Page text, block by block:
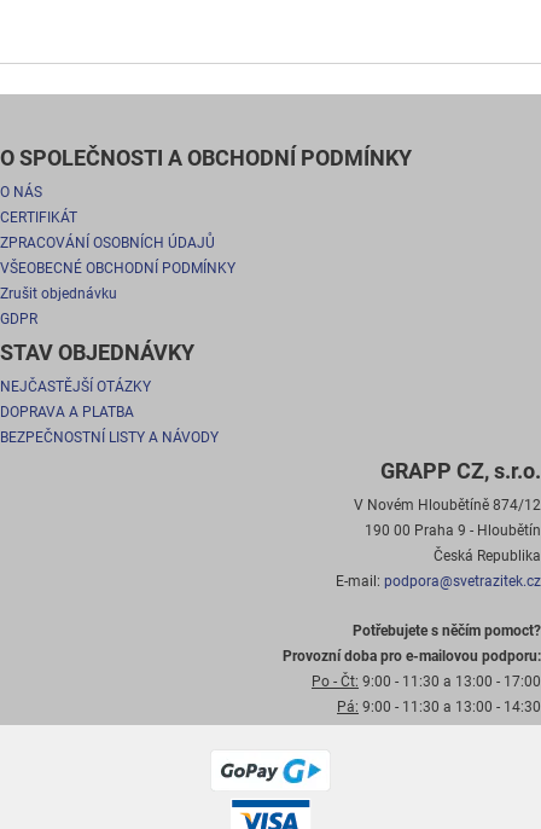
O SPOLEČNOSTI A OBCHODNÍ PODMÍNKY
O NÁS
CERTIFIKÁT
ZPRACOVÁNÍ OSOBNÍCH ÚDAJŮ
VŠEOBECNÉ OBCHODNÍ PODMÍNKY
Zrušit objednávku
GDPR
STAV OBJEDNÁVKY
NEJČASTĚJŠÍ OTÁZKY
DOPRAVA A PLATBA
BEZPEČNOSTNÍ LISTY A NÁVODY
GRAPP CZ, s.r.o.
V Novém Hloubětíně 874/12
190 00 Praha 9 - Hloubětín
Česká Republika
E-mail: podpora@svetrazitek.cz
Potřebujete s něčím pomoct?
Provozní doba pro e-mailovou podporu:
Po - Čt: 9:00 - 11:30 a 13:00 - 17:00
Pá: 9:00 - 11:30 a 13:00 - 14:30